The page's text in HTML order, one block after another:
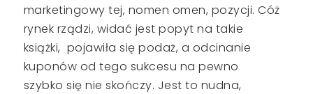
marketingowy tej, nomen omen, pozycji. Cóż
rynek rządzi, widać jest popyt na takie
książki, pojawiła się podaż, a odcinanie
kuponów od tego sukcesu na pewno
szybko się nie skończy. Jest to nudna,